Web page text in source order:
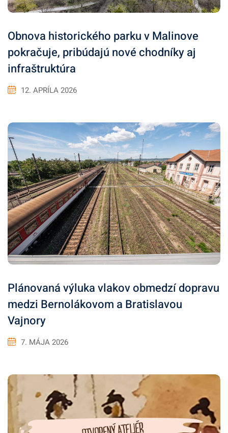
Obnova historického parku v Malinove
pokračuje, pribúdajú nové chodníky aj
infraštruktúra
12. APRÍLA 2026
Plánovaná výluka vlakov obmedzí dopravu
medzi Bernolákovom a Bratislavou
Vajnory
7. MÁJA 2026